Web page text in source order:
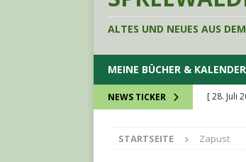
ALTES UND NEUES AUS
MEINE BÜCHER & KALENDER
NEWS TICKER [ 28. Juli
STARTSEITE Zapust